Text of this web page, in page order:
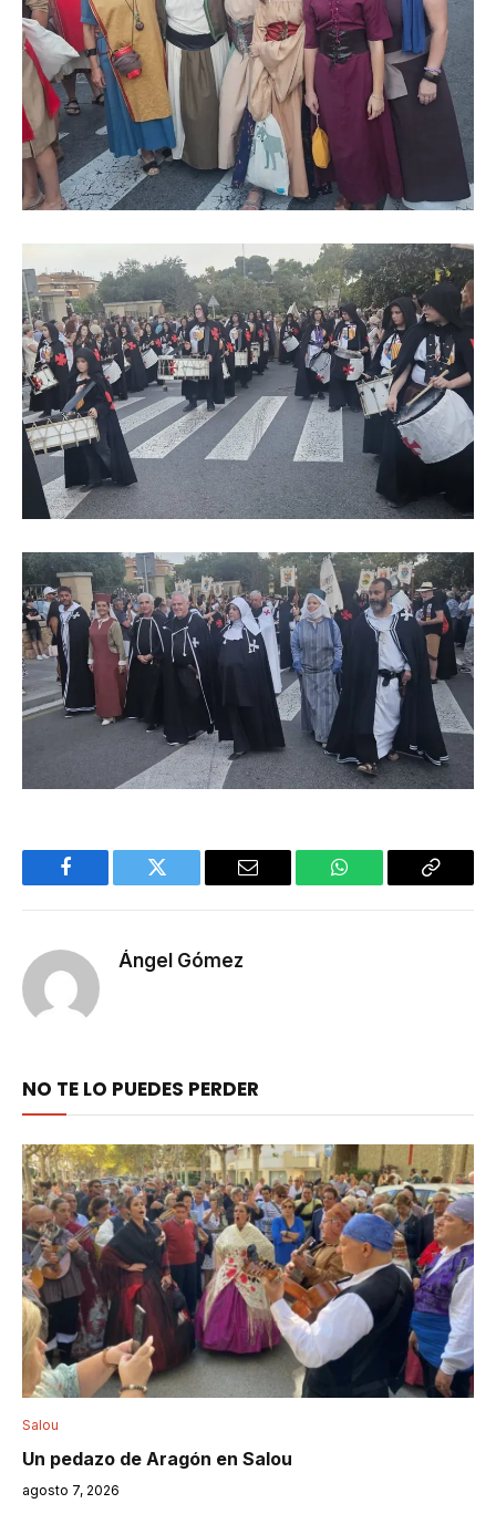
Facebook Twitter Email WhatsApp Copy
Ángel Gómez
NO TE LO PUEDES PERDER
Salou
Un pedazo de Aragón en Salou
agosto 7, 2026